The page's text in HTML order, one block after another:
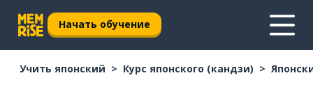
Начать обучение
Учить японский Курс японского (кандзи)